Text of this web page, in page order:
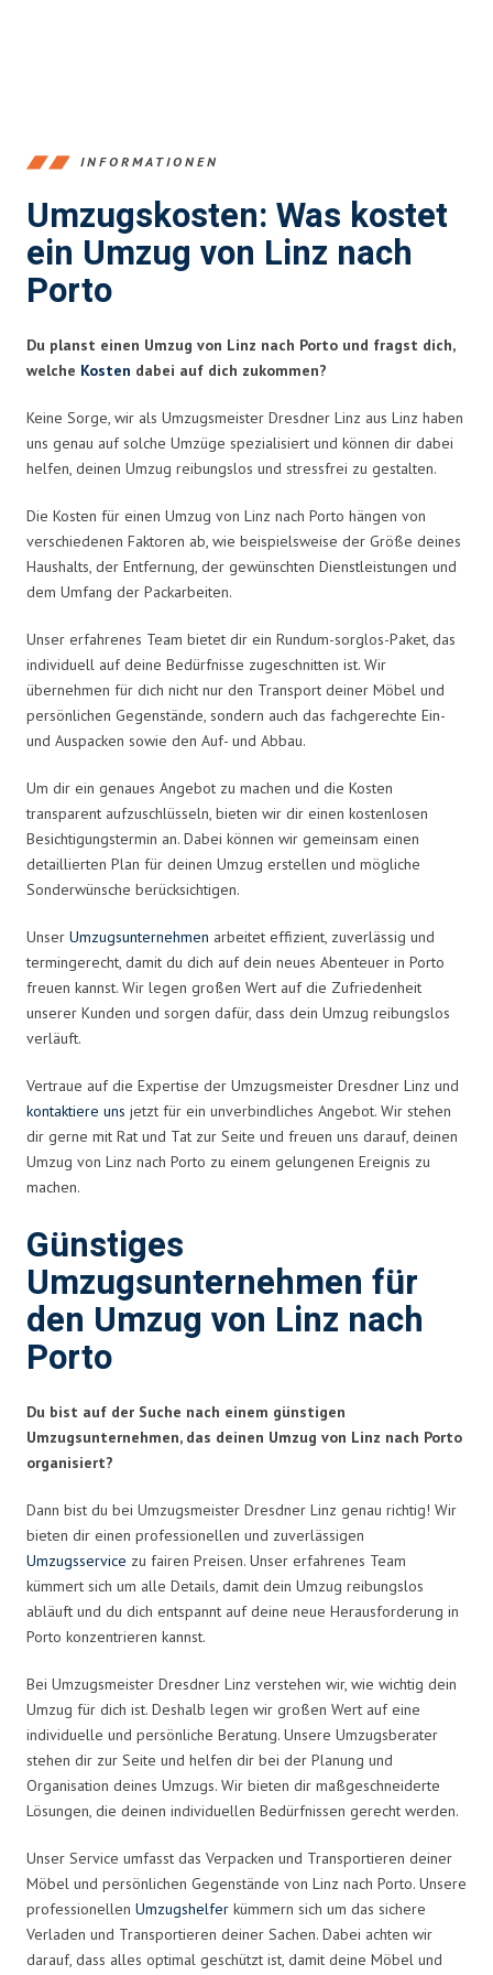
INFORMATIONEN
Umzugskosten: Was kostet
ein Umzug von Linz nach
Porto
Du planst einen Umzug von Linz nach Porto und fragst dich,
welche Kosten dabei auf dich zukommen?
Keine Sorge, wir als Umzugsmeister Dresdner Linz aus Linz haben
uns genau auf solche Umzüge spezialisiert und können dir dabei
helfen, deinen Umzug reibungslos und stressfrei zu gestalten.
Die Kosten für einen Umzug von Linz nach Porto hängen von
verschiedenen Faktoren ab, wie beispielsweise der Größe deines
Haushalts, der Entfernung, der gewünschten Dienstleistungen und
dem Umfang der Packarbeiten.
Unser erfahrenes Team bietet dir ein Rundum-sorglos-Paket, das
individuell auf deine Bedürfnisse zugeschnitten ist. Wir
übernehmen für dich nicht nur den Transport deiner Möbel und
persönlichen Gegenstände, sondern auch das fachgerechte Ein-
und Auspacken sowie den Auf- und Abbau.
Um dir ein genaues Angebot zu machen und die Kosten
transparent aufzuschlüsseln, bieten wir dir einen kostenlosen
Besichtigungstermin an. Dabei können wir gemeinsam einen
detaillierten Plan für deinen Umzug erstellen und mögliche
Sonderwünsche berücksichtigen.
Unser Umzugsunternehmen arbeitet effizient, zuverlässig und
termingerecht, damit du dich auf dein neues Abenteuer in Porto
freuen kannst. Wir legen großen Wert auf die Zufriedenheit
unserer Kunden und sorgen dafür, dass dein Umzug reibungslos
verläuft.
Vertraue auf die Expertise der Umzugsmeister Dresdner Linz und
kontaktiere uns jetzt für ein unverbindliches Angebot. Wir stehen
dir gerne mit Rat und Tat zur Seite und freuen uns darauf, deinen
Umzug von Linz nach Porto zu einem gelungenen Ereignis zu
machen.
Günstiges
Umzugsunternehmen für
den Umzug von Linz nach
Porto
Du bist auf der Suche nach einem günstigen
Umzugsunternehmen, das deinen Umzug von Linz nach Porto
organisiert?
Dann bist du bei Umzugsmeister Dresdner Linz genau richtig! Wir
bieten dir einen professionellen und zuverlässigen
Umzugsservice zu fairen Preisen. Unser erfahrenes Team
kümmert sich um alle Details, damit dein Umzug reibungslos
abläuft und du dich entspannt auf deine neue Herausforderung in
Porto konzentrieren kannst.
Bei Umzugsmeister Dresdner Linz verstehen wir, wie wichtig dein
Umzug für dich ist. Deshalb legen wir großen Wert auf eine
individuelle und persönliche Beratung. Unsere Umzugsberater
stehen dir zur Seite und helfen dir bei der Planung und
Organisation deines Umzugs. Wir bieten dir maßgeschneiderte
Lösungen, die deinen individuellen Bedürfnissen gerecht werden.
Unser Service umfasst das Verpacken und Transportieren deiner
Möbel und persönlichen Gegenstände von Linz nach Porto. Unsere
professionellen Umzugshelfer kümmern sich um das sichere
Verladen und Transportieren deiner Sachen. Dabei achten wir
darauf, dass alles optimal geschützt ist, damit deine Möbel und